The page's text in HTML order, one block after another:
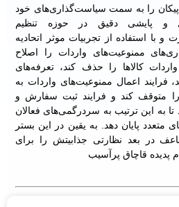
را به سمت سیاست‌گذاری‌های خود
و پایشی دقیق در حوزه تنظیم
با استفاده از تجربیات موثر اتحادیه
ممنوعیت‌های واردات را اصلاح
کالاها را حذف کند، تعرفه‌های
اعمال ممنوعیت‌های واردات به
را متوقف کند و فرایند ثبت سفارش و
به این ترتیب به سردرگمی‌های فعالان
متعدد پایان دهد. به یقین در این بستر
در بعد نظارتی جذابیتش را برای
پدیده قاچاق پرآسیب